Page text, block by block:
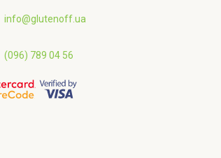
info@glutenoff.ua
(096) 789 04 56